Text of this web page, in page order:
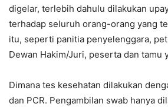
digelar, terlebih dahulu dilakukan
terhadap seluruh orang-orang yang
itu, seperti panitia penyelenggara,
Dewan Hakim/Juri, peserta dan tamu
Dimana tes kesehatan dilakukan
dan PCR. Pengambilan swab hanya